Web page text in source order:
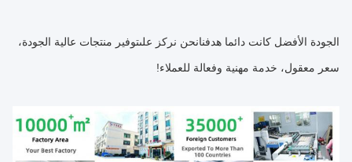
الجودة الأفضل كانت دائما هدفنانحن نركز علىتوفير منتجات عالية الجودة،
سعر معقول، خدمة مهنية وفعالة للعملاء!